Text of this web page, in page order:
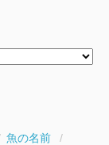
魚の名前